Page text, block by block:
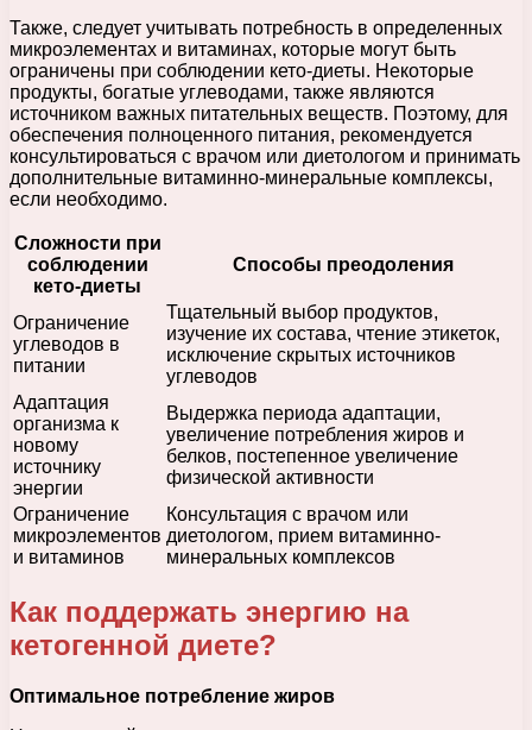
Также, следует учитывать потребность в определенных
микроэлементах и витаминах, которые могут быть
ограничены при соблюдении кето-диеты. Некоторые
продукты, богатые углеводами, также являются
источником важных питательных веществ. Поэтому, для
обеспечения полноценного питания, рекомендуется
консультироваться с врачом или диетологом и принимать
дополнительные витаминно-минеральные комплексы,
если необходимо.
Сложности при
соблюдении
кето-диеты
Способы преодоления
Ограничение
углеводов в
питании
Тщательный выбор продуктов,
изучение их состава, чтение этикеток,
исключение скрытых источников
углеводов
Адаптация
организма к
новому
источнику
энергии
Выдержка периода адаптации,
увеличение потребления жиров и
белков, постепенное увеличение
физической активности
Ограничение
микроэлементов
и витаминов
Консультация с врачом или
диетологом, прием витаминно-
минеральных комплексов
Как поддержать энергию на
кетогенной диете?
Оптимальное потребление жиров